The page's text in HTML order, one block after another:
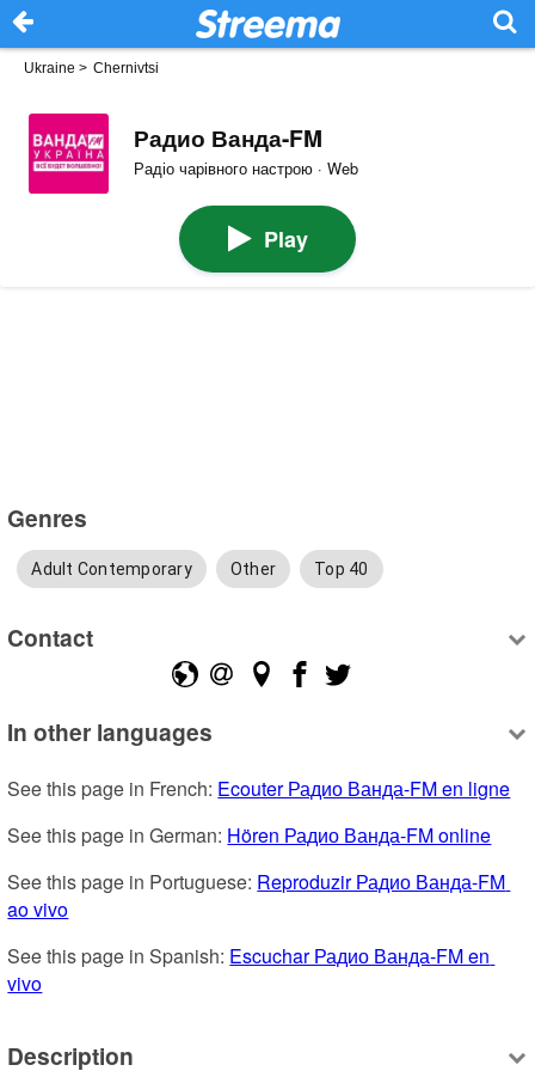
Ukraine > Chernivtsi
Радио Ванда-FM
Радіо чарівного настрою · Web
Play
Genres
Adult Contemporary Other Top 40
Contact
In other languages
See this page in French: Ecouter Радио Ванда-FM en ligne
See this page in German: Hören Радио Ванда-FM online
See this page in Portuguese: Reproduzir Радио Ванда-FM
ao vivo
See this page in Spanish: Escuchar Радио Ванда-FM en
vivo
Description